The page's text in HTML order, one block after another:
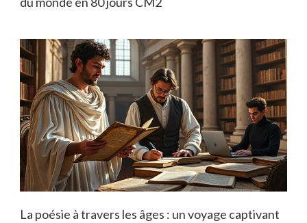
La poésie à travers les âges : un voyage captivant